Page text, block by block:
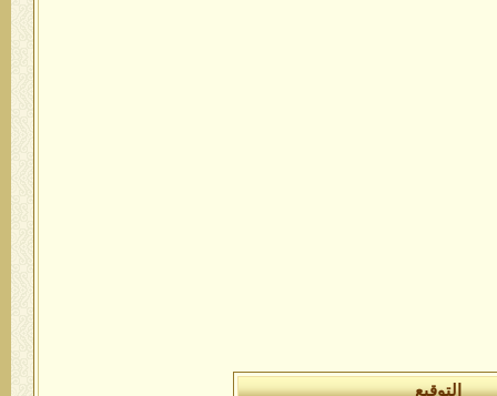
التوقيع